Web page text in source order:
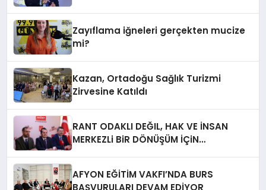
Zayıflama iğneleri gerçekten mucize
mi?
Kazan, Ortadoğu Sağlık Turizmi
Zirvesine Katıldı
RANT ODAKLI DEĞIL, HAK VE İNSAN
MERKEZLi BiR DÖNÜŞÜM İÇiN
AFYON EĞİTİM VAKFI’NDA BURS
BAŞVURULARI DEVAM EDİYOR